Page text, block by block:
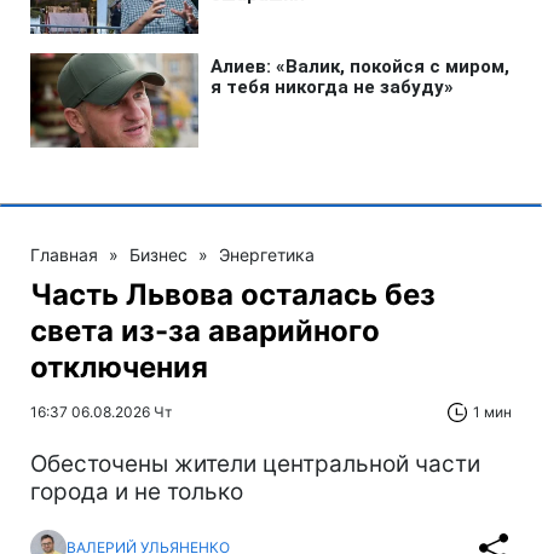
Главная » Бизнес » Энергетика
Часть Львова осталась без
света из-за аварийного
отключения
16:37 06.08.2026 Чт 1 мин
Обесточены жители центральной части
города и не только
ВАЛЕРИЙ УЛЬЯНЕНКО